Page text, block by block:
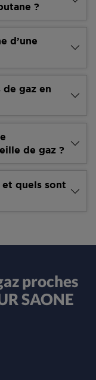
?
d’une
gaz en
de gaz ?
et quels sont
proches
SAONE